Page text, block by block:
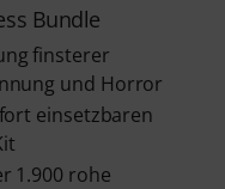
Bundle
finsterer
und Horror
einsetzbaren
1.900 rohe